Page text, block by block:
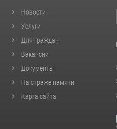
Новости
Услуги
Для граждан
Вакансии
Документы
На страже памяти
Карта сайта